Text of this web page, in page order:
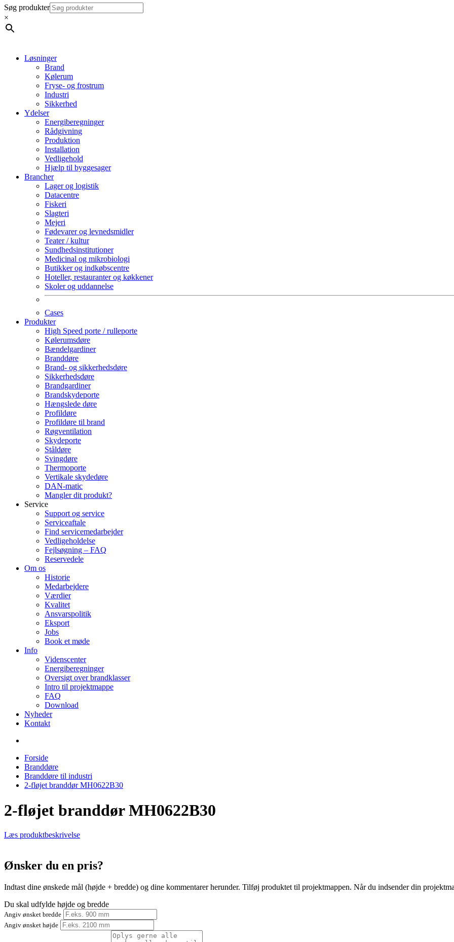
Søg produkter
×
Løsninger
Brand
Kølerum
Fryse- og frostrum
Industri
Sikkerhed
Ydelser
Energiberegninger
Rådgivning
Produktion
Installation
Vedligehold
Hjælp til byggesager
Brancher
Lager og logistik
Datacentre
Fiskeri
Slagteri
Mejeri
Fødevarer og levnedsmidler
Teater / kultur
Sundhedsinstitutioner
Medicinal og mikrobiologi
Butikker og indkøbscentre
Hoteller, restauranter og køkkener
Skoler og uddannelse
Cases
Produkter
High Speed porte / rulleporte
Kølerumsdøre
Bændelgardiner
Branddøre
Brand- og sikkerhedsdøre
Sikkerhedsdøre
Brandgardiner
Brandskydeporte
Hængslede døre
Profildøre
Profildøre til brand
Røgventilation
Skydeporte
Ståldøre
Svingdøre
Thermoporte
Vertikale skydedøre
DAN-matic
Mangler dit produkt?
Service
Support og service
Serviceaftale
Find servicemedarbejder
Vedligeholdelse
Fejlsøgning – FAQ
Reservedele
Om os
Historie
Medarbejdere
Værdier
Kvalitet
Ansvarspolitik
Eksport
Jobs
Book et møde
Info
Videnscenter
Energiberegninger
Oversigt over brandklasser
Intro til projektmappe
FAQ
Download
Nyheder
Kontakt
Forside
Branddøre
Branddøre til industri
2-fløjet branddør MH0622B30
2-fløjet branddør MH0622B30
Læs produktbeskrivelse
Ønsker du en pris?
Indtast dine ønskede mål (højde + bredde) og dine kommentarer herunder. Tilføj produktet til projektmappen. Når du indsender din
Du skal udfylde højde og bredde
Angiv ønsket bredde
Angiv ønsket højde